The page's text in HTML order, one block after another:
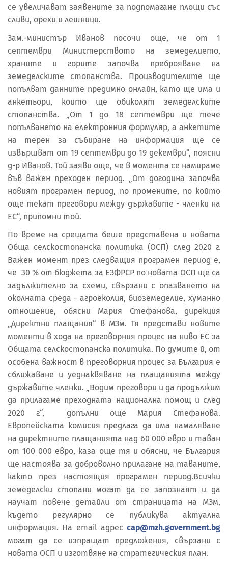
се увеличават заявените за подпомагане площи със
сливи, орехи и лешници.
Зам.-министър Иванов посочи още, че от 1
септември Министерството на земеделието,
храните и горите започва преброяване на
земеделските стопанства. Производителите ще
попълват данните предимно онлайн, като ще има и
анкетьори, които ще обиколят земеделските
стопанства. „От 1 до 18 септември ще тече
попълването на електронния формуляр, а анкетите
на терен за събиране на информация ще се
извършват от 19 септември до 19 декември“, поясни
д-р Иванов. Той заяви още, че в момента се намираме
във важен преходен период. „От догодина започва
новият програмен период, по промените, по който
още текат преговори между държавите - членки на
ЕС“, припомни той.
По време на срещата беше представена и новата
Обща селскостопанска политика (ОСП) след 2020 г.
Важен момент през следващия програмен период е,
че 30 % от бюджета за ЕЗФРСР по новата ОСП ще са
задължително за схеми, свързани с опазването на
околната среда - агроеколия, биоземеделие, хуманно
отношение, обясни Мария Стефанова, дирекция
„Директни плащания“ в МЗм. Тя представи новите
моменти в хода на преговорния процес на ниво ЕС за
Общата селскостопанска политика. По думите й, от
особена важност в преговорния процес за България е
сближаване и уеднаквяване на плащанията между
държавите членки. „Водим преговори и да продължим
да прилагаме преходната национална помощ и след
2020 г.“, допълни още Мария Стефанова.
Европейската комисия предлага да има намаляване
на директните плащанията над 60 000 евро и таван
от 100 000 евро, каза още тя и обясни, че България
ще настоява за доброволно прилагане на таваните,
както през настоящия програмен период.Всички
земеделски стопани могат да се запознаят и да
научат повече детайли от страницата на МЗм,
където регулярно се публикува актуална
информация. На email адрес cap@mzh.government.bg
могат да се изпращат предложения, свързани с
новата ОСП и изготвяне на стратегическия план.